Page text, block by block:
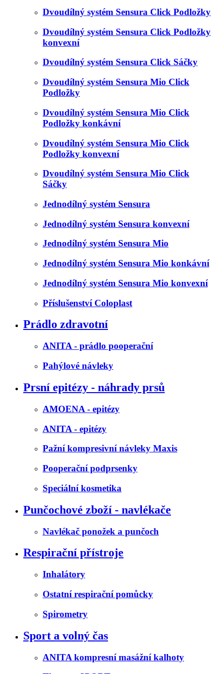
Dvoudílný systém Sensura Click Podložky
Dvoudílný systém Sensura Click Podložky
konvexní
Dvoudílný systém Sensura Click Sáčky
Dvoudílný systém Sensura Mio Click
Podložky
Dvoudílný systém Sensura Mio Click
Podložky konkávní
Dvoudílný systém Sensura Mio Click
Podložky konvexní
Dvoudílný systém Sensura Mio Click
Sáčky
Jednodílný systém Sensura
Jednodílný systém Sensura konvexní
Jednodílný systém Sensura Mio
Jednodílný systém Sensura Mio konkávní
Jednodílný systém Sensura Mio konvexní
Příslušenství Coloplast
Prádlo zdravotní
ANITA - prádlo pooperační
Pahýlové návleky
Prsní epitézy - náhrady prsů
AMOENA - epitézy
ANITA - epitézy
Pažní kompresivní návleky Maxis
Pooperační podprsenky
Speciální kosmetika
Punčochové zboží - navlékače
Navlékač ponožek a punčoch
Respirační přístroje
Inhalátory
Ostatní respirační pomůcky
Spirometry
Sport a volný čas
ANITA kompresní masážní kalhoty